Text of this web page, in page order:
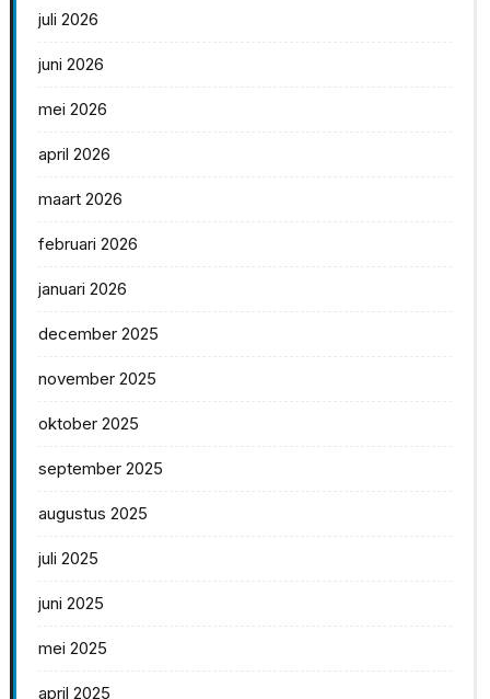
juli 2026
juni 2026
mei 2026
april 2026
maart 2026
februari 2026
januari 2026
december 2025
november 2025
oktober 2025
september 2025
augustus 2025
juli 2025
juni 2025
mei 2025
april 2025